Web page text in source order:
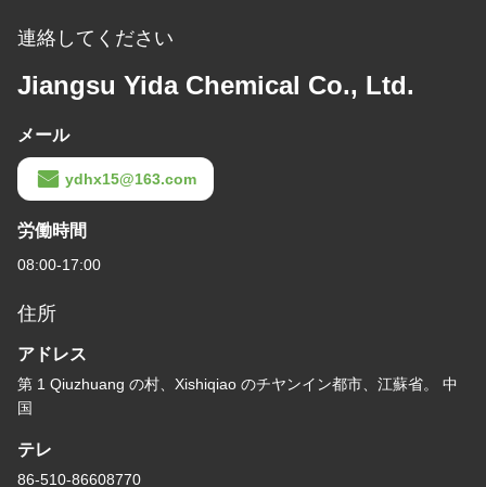
連絡してください
Jiangsu Yida Chemical Co., Ltd.
メール
ydhx15@163.com
労働時間
08:00-17:00
住所
アドレス
第 1 Qiuzhuang の村、Xishiqiao のチヤンイン都市、江蘇省。 中
国
テレ
86-510-86608770